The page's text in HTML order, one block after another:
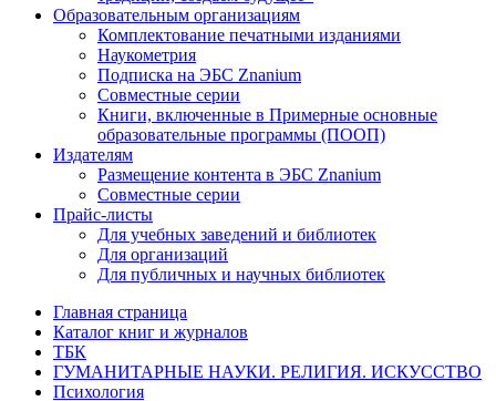
Образовательным организациям
Комплектование печатными изданиями
Наукометрия
Подписка на ЭБС Znanium
Совместные серии
Книги, включенные в Примерные основные
образовательные программы (ПООП)
Издателям
Размещение контента в ЭБС Znanium
Совместные серии
Прайс-листы
Для учебных заведений и библиотек
Для организаций
Для публичных и научных библиотек
Главная страница
Каталог книг и журналов
ТБК
ГУМАНИТАРНЫЕ НАУКИ. РЕЛИГИЯ. ИСКУССТВО
Психология